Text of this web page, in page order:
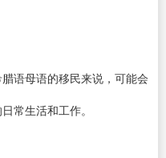
语母语的移民来说，可能会
常生活和工作。